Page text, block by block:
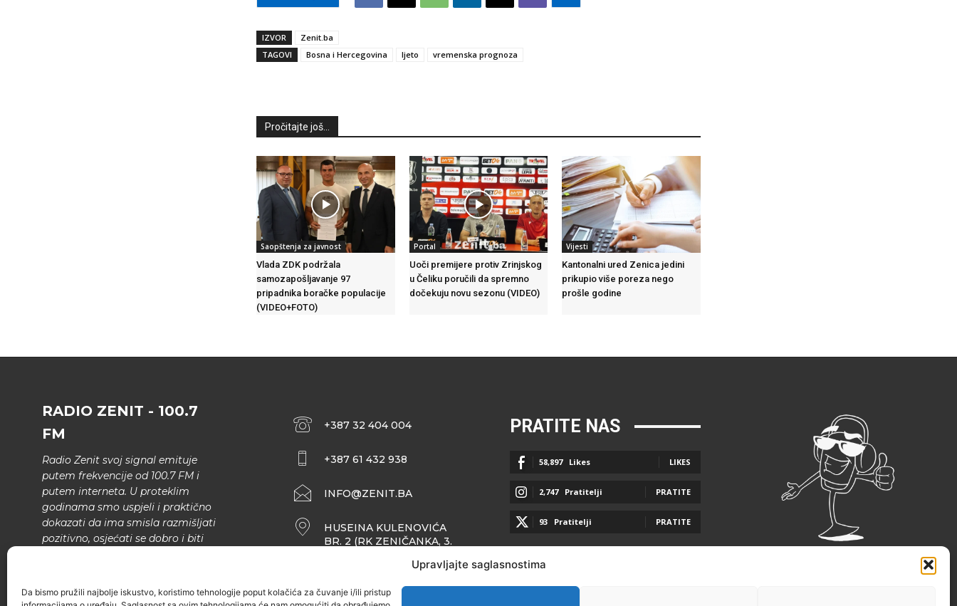
Upravljajte saglasnostima
Da bismo pružili najbolje iskustvo, koristimo tehnologije poput kolačića za čuvanje i/ili pristup
IZVOR
Zenit.ba
TAGOVI
Bosna i Hercegovina ljeto vremenska prognoza
Pročitajte još...
Saopštenja za javnost
Vlada ZDK podržala
samozapošljavanje 97
pripadnika boračke populacije
(VIDEO+FOTO)
Portal
Uoči premijere protiv Zrinjskog
u Čeliku poručili da spremno
dočekuju novu sezonu (VIDEO)
Vijesti
Kantonalni ured Zenica jedini
prikupio više poreza nego
prošle godine
RADIO ZENIT - 100.7
FM
Radio Zenit svoj signal emituje
putem frekvencije od 100.7 FM i
putem interneta. U proteklim
godinama smo uspjeli i praktično
dokazati da ima smisla razmišljati
pozitivno, osjećati se dobro i biti
narodne muzike..
+387 32 404 004
+387 61 432 938
INFO@ZENIT.BA
HUSEINA KULENOVIĆA
BR. 2 (RK ZENIČANKA, 3.
PRATITE NAS
58,897 Likes LIKES
2,747 Pratitelji PRATITE
93 Pratitelji PRATITE